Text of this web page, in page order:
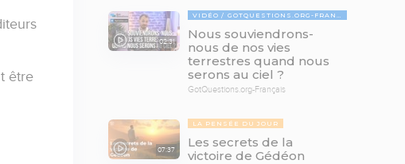
être
02:31
VIDÉO GOTQUESTIONS.ORG-FRANÇAIS
Nous souviendrons-
nous de nos vies
terrestres quand nous
serons au ciel ?
GotQuestions.org-Français
07:37
LA PENSÉE DU JOUR
Les secrets de la
victoire de Gédéon